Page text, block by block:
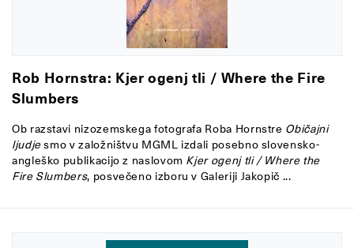
Rob Hornstra: Kjer ogenj tli / Where the Fire
Slumbers
Ob razstavi nizozemskega fotografa Roba Hornstre Običajni
ljudjesmo v založništvu MGML izdali posebno slovensko-
angleško publikacijo z naslovom Kjer ogenj tli / Where the
Fire Slumbers, posvečeno izboru v Galeriji Jakopič ...